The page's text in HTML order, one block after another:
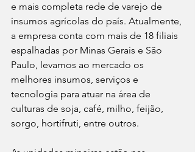
e mais completa rede de varejo de
insumos agrícolas do país. Atualmente,
a empresa conta com mais de 18 filiais
espalhadas por Minas Gerais e São
Paulo, levamos ao mercado os
melhores insumos, serviços e
tecnologia para atuar na área de
culturas de soja, café, milho, feijão,
sorgo, hortifruti, entre outros.